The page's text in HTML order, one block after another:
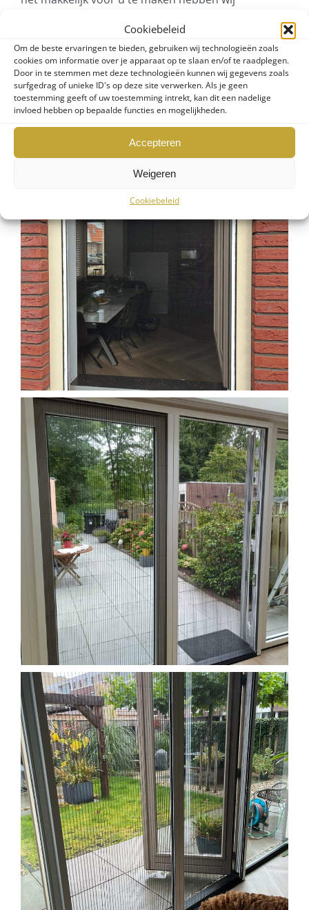
Cookiebeleid
Om de beste ervaringen te bieden, gebruiken wij technologieën zoals
cookies om informatie over je apparaat op te slaan en/of te raadplegen.
Door in te stemmen met deze technologieën kunnen wij gegevens zoals
surfgedrag of unieke ID's op deze site verwerken. Als je geen
toestemming geeft of uw toestemming intrekt, kan dit een nadelige
invloed hebben op bepaalde functies en mogelijkheden.
Accepteren
Weigeren
Cookiebeleid
website geplaatst die u kunt gebruiken.
Gerealiseerde projecten